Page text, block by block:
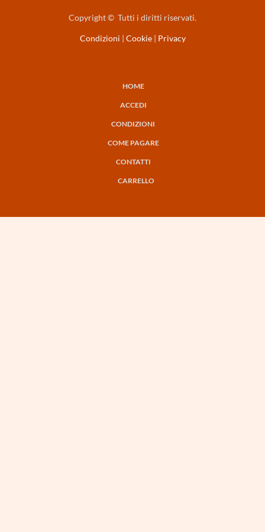
Copyright © Tutti i diritti riservati.
Condizioni | Cookie| Privacy
NAVIGAZIONE
HOME
ACCEDI
CONDIZIONI
COME PAGARE
CONTATTI
CARRELLO